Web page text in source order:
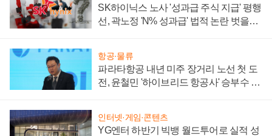
SK하이닉스 노사 '성과급 주식 지급' 평행
선, 곽노정 'N% 성과급' 법적 논란 벗을지
항공·물류
파라타항공 내년 미주 장거리 노선 첫 도
전, 윤철민 '하이브리드 항공사' 승부수 통
인터넷·게임·콘텐츠
YG엔터 하반기 빅뱅 월드투어로 실적 성